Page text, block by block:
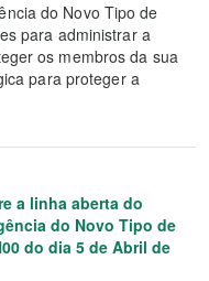
do Novo Tipo de
para administrar a
os membros da sua
para proteger a
a linha aberta do
do Novo Tipo de
do dia 5 de Abril de